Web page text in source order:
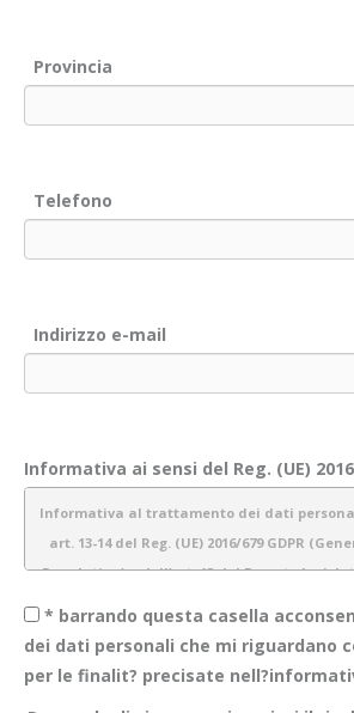
Provincia
Telefono
Indirizzo e-mail
Informativa ai sensi del Reg. (UE)
Informativa al trattamento dei dati
art. 13-14 del Reg. (UE) 2016/679 GDPR
Regulation) e dell’art. 13 del Decreto
1.Introduzione
* barrando questa casella
dei dati personali che mi riguardano
per le finalit? precisate